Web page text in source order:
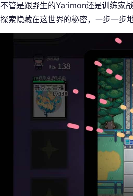
不管是跟野生的Yarimon还是训练家
探索隐藏在这世界的秘密，一步一步